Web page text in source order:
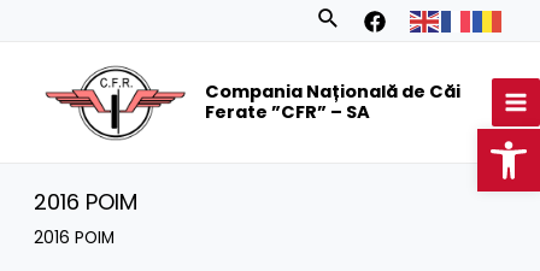
Search
Compania Națională de Căi
Ferate ”CFR” – SA
2016 POIM
2016 POIM